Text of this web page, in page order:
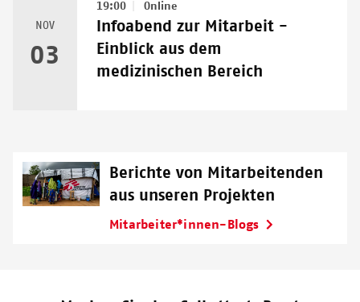
NOV
03
19:00 Online
Infoabend zur Mitarbeit -
Einblick aus dem
medizinischen Bereich
Berichte von Mitarbeitenden
aus unseren Projekten
Mitarbeiter*innen-Blogs